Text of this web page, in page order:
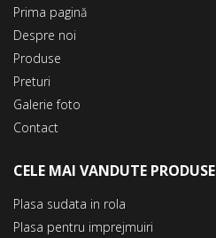
Prima pagină
Despre noi
Produse
Preturi
Galerie foto
Contact
CELE MAI VANDUTE PRODUSE
Plasa sudata in rola
Plasa pentru imprejmuiri